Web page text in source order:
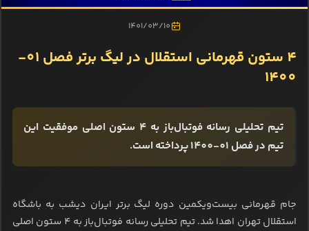
1401/03/10
4 ستون قهرمانی استقلال در لیگ برتر فصل 01-
1400
تیم تحلیلی رسانه فوتبال‌باز به 4 ستون اصلی موفقیت این
تیم در فصل 01-1400 پرداخته است.
جام قهرمانی بیست‌ویکمین دوره لیگ برتر ایران دیشب به باشگاه
استقلال تهران اهدا شد. تیم تحلیلی رسانه فوتبال‌باز به 4 ستون اصلی